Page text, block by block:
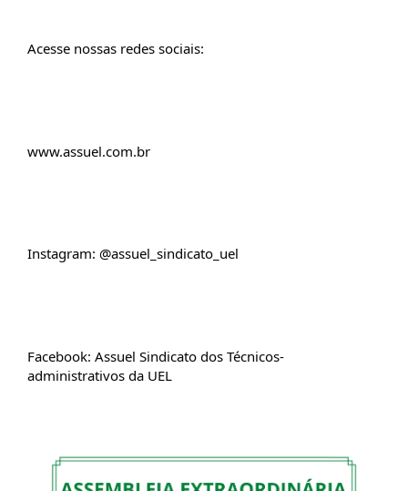
Acesse nossas redes sociais:
www.assuel.com.br
Instagram: @assuel_sindicato_uel
Facebook: Assuel Sindicato dos Técnicos-
administrativos da UEL